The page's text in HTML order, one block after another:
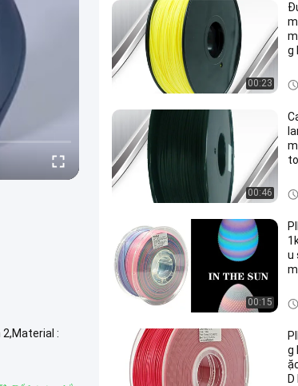
:
00:23
g
00:46
00:15
u
g